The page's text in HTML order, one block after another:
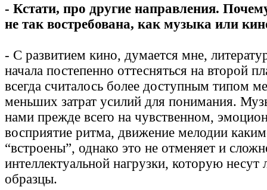
- Кстати, про другие направления.
не так востребована, как музыка или
- С развитием кино, думается мне,
начала постепенно оттесняться на второй
всегда считалось более доступным типом
меньших затрат усилий для понимания.
нами прежде всего на чувственном,
восприятие ритма, движение мелодии
“встроены”, однако это не отменяет и
интеллектуальной нагрузки, которую несут
образцы.